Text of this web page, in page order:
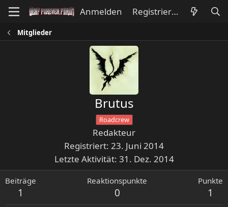
Anmelden Registrieren
Mitglieder
Brutus
Roadcrew
Redakteur
Registriert 23. Juni 2014
Letzte Aktivität 31. Dez. 2014
Beiträge
1
Reaktionspunkte
0
Punkte
1